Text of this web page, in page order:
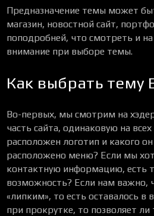
Предназначение темы может
магазин, новостной сайт,
поподробней, что смотреть и
внимание при выборе темы.
Как выбрать тему
Во-первых, мы смотрим на
часть сайта, одинаковую на
расположен логотип и какого
расположено меню? Если мы
контактную информацию, есть
возможность? Если нам
«липким», то есть оставалось в
при прокрутке, то позволяет ли